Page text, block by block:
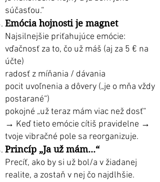
súčasťou.“
Emócia hojnosti je magnet
Najsilnejšie priťahujúce emócie:
vďačnosť za to, čo už máš (aj za 5 € na
účte)
radosť z míňania / dávania
pocit uvoľnenia a dôvery („je o mňa vždy
postarané“)
pokojné „už teraz mám viac než dosť“
→ Keď tieto emócie cítiš pravidelne →
tvoje vibračné pole sa reorganizuje.
Princíp „Ja už mám...“
Precíť, ako by si už bol/a v žiadanej
realite, a zostaň v nej čo najdlhšie.